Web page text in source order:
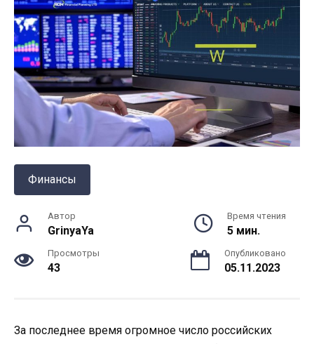
Финансы
Автор
GrinyaYa
Время чтения
5 мин.
Просмотры
43
Опубликовано
05.11.2023
За последнее время огромное число российских